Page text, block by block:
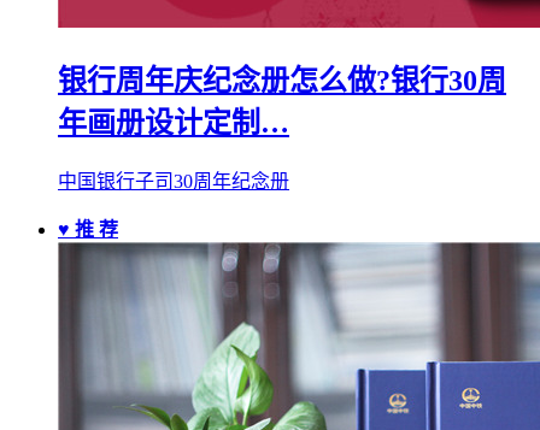
银行周年庆纪念册怎么做?银行30周
年画册设计定制…
中国银行子司30周年纪念册
♥ 推 荐